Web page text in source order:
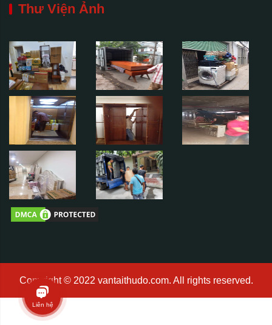
Thư Viện Ảnh
Copyright © 2022 vantaithudo.com. All rights reserved.
Liên hệ